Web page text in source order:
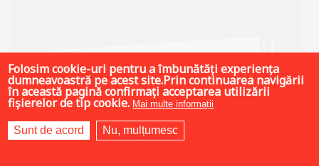
Folosim cookie-uri pentru a îmbunătăți experiența
dumneavoastră pe acest site.Prin continuarea navigării
în această pagină confirmați acceptarea utilizării
fișierelor de tip cookie. Mai multe informații
Sunt de acord Nu, mulțumesc